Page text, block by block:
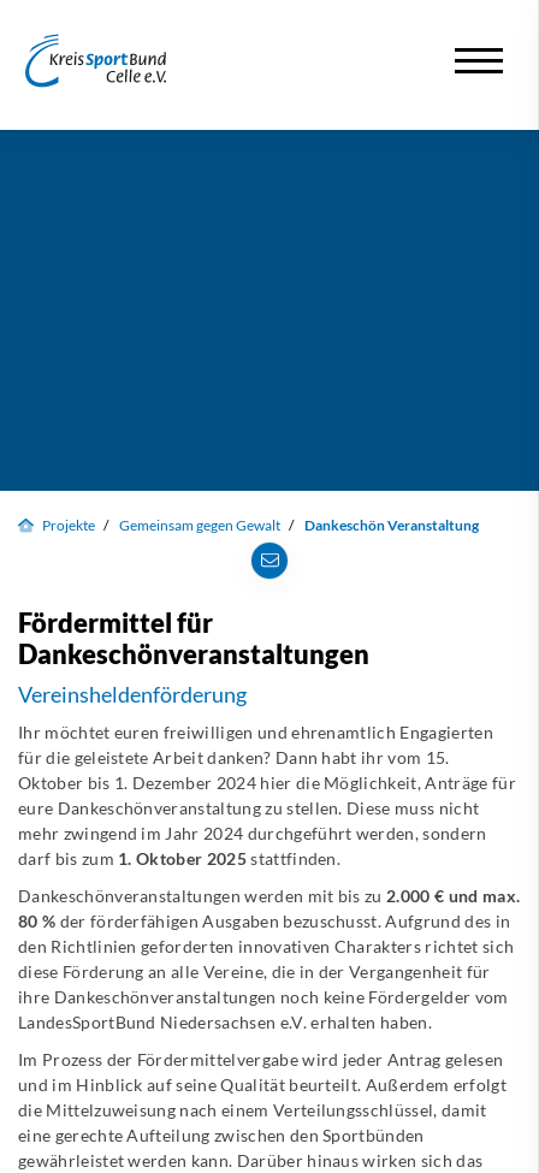
Projekte Gemeinsam gegen Gewalt Dankeschön Veranstaltung
Fördermittel für
Dankeschönveranstaltungen
Vereinsheldenförderung
Ihr möchtet euren freiwilligen und ehrenamtlich Engagierten
für die geleistete Arbeit danken? Dann habt ihr vom 15.
Oktober bis 1. Dezember 2024 hier die Möglichkeit, Anträge für
eure Dankeschönveranstaltung zu stellen. Diese muss nicht
mehr zwingend im Jahr 2024 durchgeführt werden, sondern
darf bis zum 1. Oktober 2025stattfinden.
Dankeschönveranstaltungen werden mit bis zu 2.000 € und max.
80 % der förderfähigen Ausgaben bezuschusst. Aufgrund des in
den Richtlinien geforderten innovativen Charakters richtet sich
diese Förderung an alle Vereine, die in der Vergangenheit für
ihre Dankeschönveranstaltungen noch keine Fördergelder vom
LandesSportBund Niedersachsen e.V. erhalten haben.
Im Prozess der Fördermittelvergabe wird jeder Antrag gelesen
und im Hinblick auf seine Qualität beurteilt. Außerdem erfolgt
die Mittelzuweisung nach einem Verteilungsschlüssel, damit
eine gerechte Aufteilung zwischen den Sportbünden
gewährleistet werden kann. Darüber hinaus wirken sich das